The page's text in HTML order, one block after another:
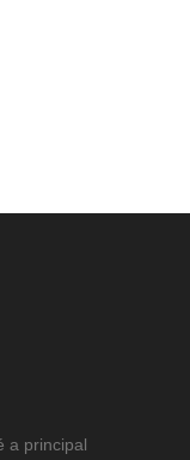
a principal